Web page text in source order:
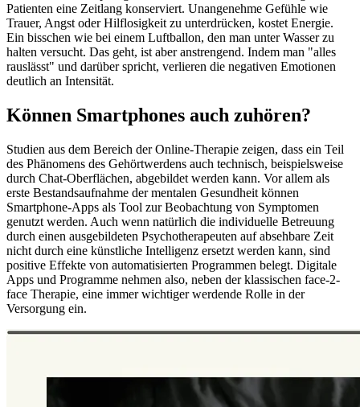
Patienten eine Zeitlang konserviert. Unangenehme Gefühle wie
Trauer, Angst oder Hilflosigkeit zu unterdrücken, kostet Energie.
Ein bisschen wie bei einem Luftballon, den man unter Wasser zu
halten versucht. Das geht, ist aber anstrengend. Indem man "alles
rauslässt" und darüber spricht, verlieren die negativen Emotionen
deutlich an Intensität.
Können Smartphones auch zuhören?
Studien aus dem Bereich der Online-Therapie zeigen, dass ein Teil
des Phänomens des Gehörtwerdens auch technisch, beispielsweise
durch Chat-Oberflächen, abgebildet werden kann. Vor allem als
erste Bestandsaufnahme der mentalen Gesundheit können
Smartphone-Apps als Tool zur Beobachtung von Symptomen
genutzt werden. Auch wenn natürlich die individuelle Betreuung
durch einen ausgebildeten Psychotherapeuten auf absehbare Zeit
nicht durch eine künstliche Intelligenz ersetzt werden kann, sind
positive Effekte von automatisierten Programmen belegt. Digitale
Apps und Programme nehmen also, neben der klassischen face-2-
face Therapie, eine immer wichtiger werdende Rolle in der
Versorgung ein.